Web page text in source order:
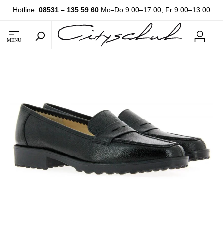
Hotline: 08531 – 135 59 60 Mo–Do 9:00–17:00, Fr 9:00–13:00
MENU